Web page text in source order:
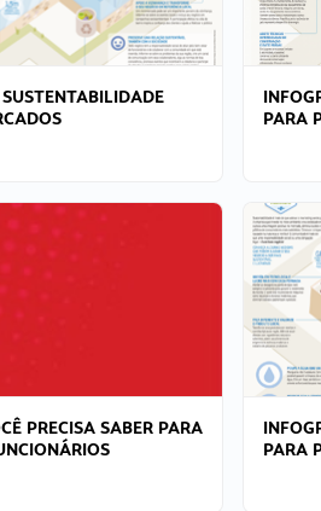
PARA
PRECISA SABER PARA
PARA